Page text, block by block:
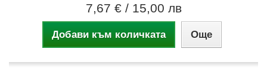
7,67 € / 15,00 лв
Добави към количката Още